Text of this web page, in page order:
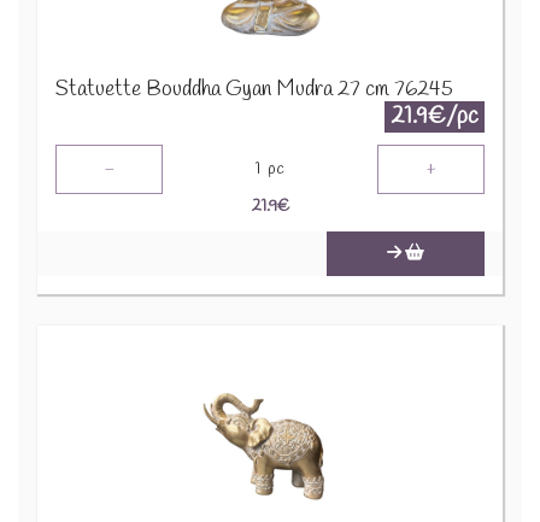
Statuette Bouddha Gyan Mudra 27 cm 76245
21.9€/pc
- 1 pc +
21.9€